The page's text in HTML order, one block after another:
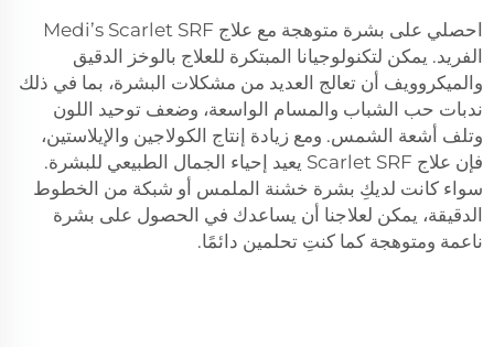
احصلي على بشرة متوهجة مع علاج Medi’s Scarlet SRF
الفريد. يمكن لتكنولوجيانا المبتكرة للعلاج بالوخز الدقيق
والميكروويف أن تعالج العديد من مشكلات البشرة، بما في ذلك
ندبات حب الشباب والمسام الواسعة، وضعف توحيد اللون
وتلف أشعة الشمس. ومع زيادة إنتاج الكولاجين والإيلاستين،
فإن علاج Scarlet SRF يعيد إحياء الجمال الطبيعي للبشرة.
سواء كانت لديكِ بشرة خشنة الملمس أو شبكة من الخطوط
الدقيقة، يمكن لعلاجنا أن يساعدك في الحصول على بشرة
ناعمة ومتوهجة كما كنتِ تحلمين دائمًا.